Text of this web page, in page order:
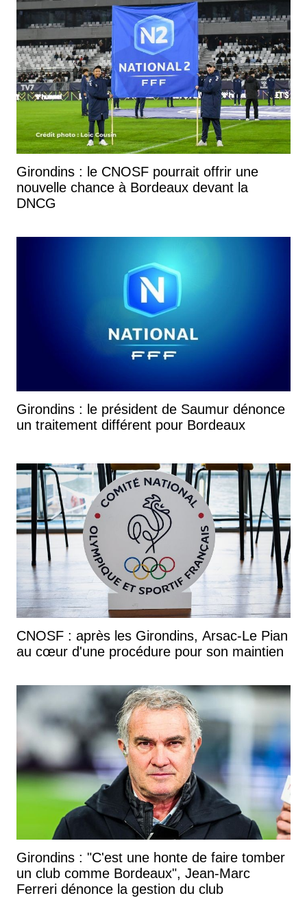
Girondins : le CNOSF pourrait offrir une
nouvelle chance à Bordeaux devant la
DNCG
Girondins : le président de Saumur dénonce
un traitement différent pour Bordeaux
CNOSF : après les Girondins, Arsac-Le Pian
au cœur d'une procédure pour son maintien
Girondins : "C'est une honte de faire tomber
un club comme Bordeaux", Jean-Marc
Ferreri dénonce la gestion du club